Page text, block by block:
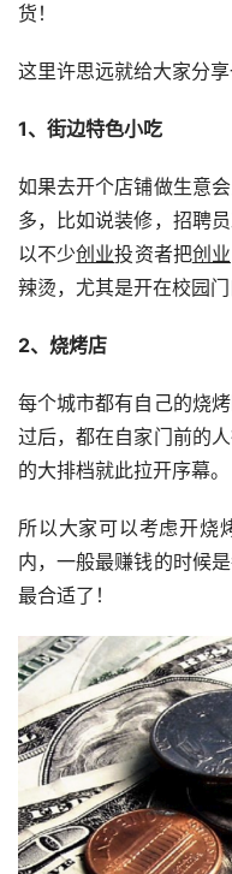
货！
这里许思远就给大家分
1、街边特色小吃
如果去开个店铺做生意
多，比如说装修，招聘
以不少创业投资者把创业
辣烫，尤其是开在校园
2、烧烤店
每个城市都有自己的烧
过后，都在自家门前的
的大排档就此拉开序幕。
所以大家可以考虑开烧
内，一般最赚钱的时候
最合适了！